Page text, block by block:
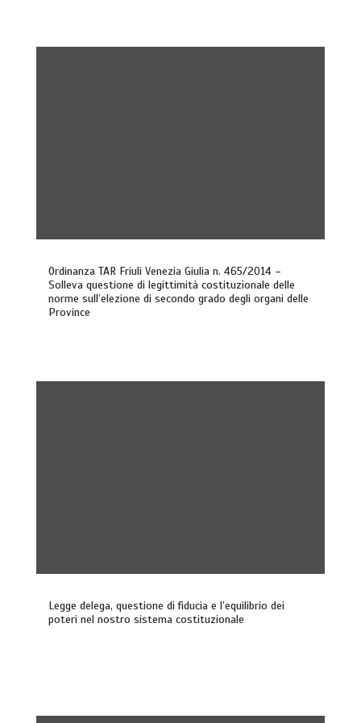
Ordinanza TAR Friuli Venezia Giulia n. 465/2014 –
Solleva questione di legittimità costituzionale delle
norme sull’elezione di secondo grado degli organi delle
Province
Legge delega, questione di fiducia e l’equilibrio dei
poteri nel nostro sistema costituzionale